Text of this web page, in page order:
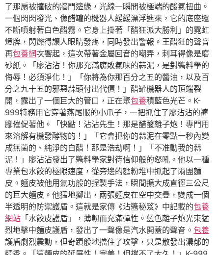
了那扇被撞破的牆門邊緣，光線一瞬間被極端的酸氣扭曲。
一個閃閃發光、像醋罐的機器人緩緩漂浮進來，它的底座還
不斷噴射著白色醋霧。它身上掛著「醋狂派大勝利」的霓虹
燈牌，閃爍得讓人眼睛發疼，同時發出警報。王醋狂的聲音
再包養網次響起，這次帶著金屬回音的嘲弄，刺耳得像是磨
砂紙。「廖沾沾！你那充滿腐敗氣味的蒜泥，是對醬料學的
侮辱！必須淨化！」「你將為你那百分之五的醬油，以及百
分之九十五的邪惡蒜頭付出代價！」醋罐機器人的頂端裂
開，露出了一個巨大的管口，正在聚包養積藍色光芒。K-
999特務用它穿著燕尾服的小爪子，一把抓住了廖沾沾的褲
腳催促著他。「快點！沾沾先生！那是醋酸離子炮！專門用
來溶解有機發酵物的！」「它會把你的蒜泥在零點一秒內變
成無菌的、純淨的白醋！那是浩劫啊！」「不准動我的蒜
泥！」廖沾沾發出了醬料學家對待信仰般的怒吼。他以一種
專業包水餃的極限速度，從旁邊的麵粉堆中抓起了兩團麵
皮。麵皮被他用氣功般的捏製手法，瞬間擴大成直徑三公尺
的巨大麵皮。他猛地擲出，兩張麵皮在空中交疊，變成一個
半透明的防禦護盾。這就是家傳《沾醬秘笈》中記載的包養
網站 「水餃皮護盾」，薄韌而充滿彈性。藍色離子炮光束猛
烈地擊中麵皮護盾，發出了一聲像是汽水開蓋的聲音。 包養
護盾劇烈震動，但奇蹟般地擋住了攻擊，只是散發出濃郁的